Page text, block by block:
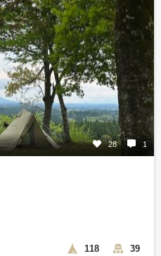
28 1
118 39